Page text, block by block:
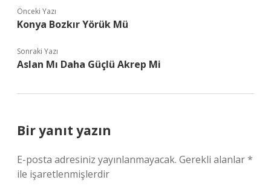
Önceki Yazı
Konya Bozkır Yörük Mü
Sonraki Yazı
Aslan Mı Daha Güçlü Akrep Mi
Bir yanıt yazın
E-posta adresiniz yayınlanmayacak. Gerekli alanlar*
ile işaretlenmişlerdir